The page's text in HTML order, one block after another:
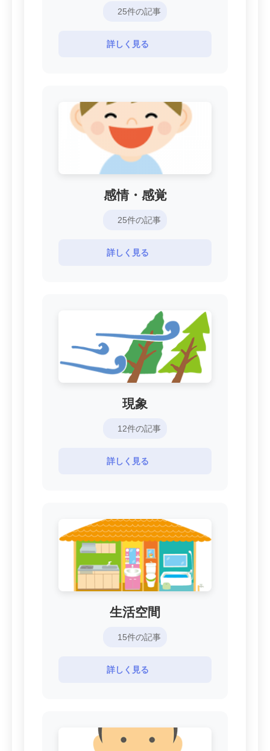
25件の記事
詳しく見る
感情・感覚
25件の記事
詳しく見る
現象
12件の記事
詳しく見る
生活空間
15件の記事
詳しく見る